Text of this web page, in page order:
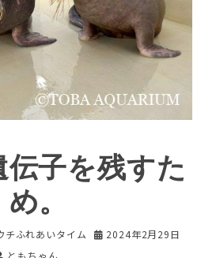
子を残すた
め。
チふれあいタイム
2024年2月29日
ともちゃん